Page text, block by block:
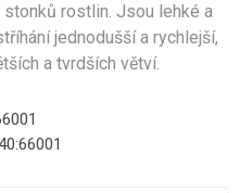
rostlin. Jsou lehké a
jednodušší a rychlejší,
a tvrdších větví.